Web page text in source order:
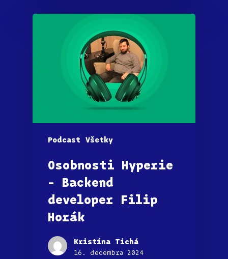
Podcast Všetky
Osobnosti Hyperie
– Backend
developer Filip
Horák
Kristína Tichá
16. decembra 2024